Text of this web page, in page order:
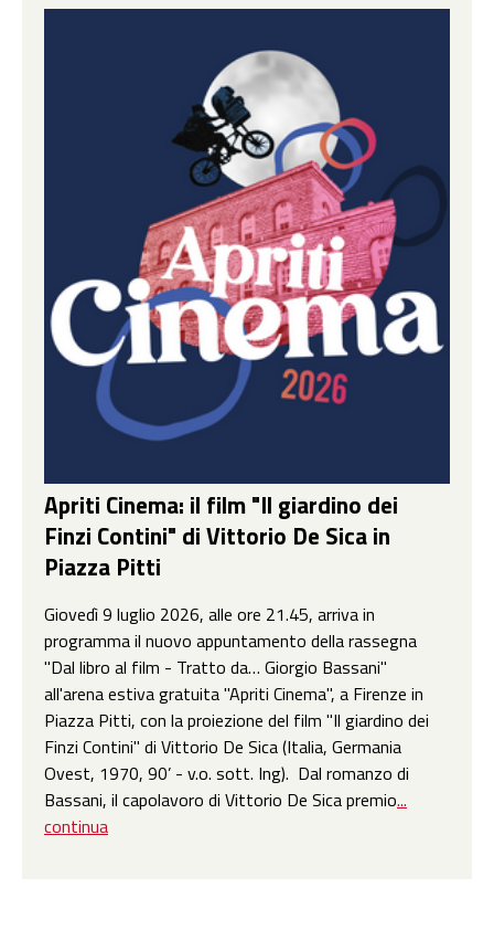
Apriti Cinema: il film "Il giardino dei
Finzi Contini" di Vittorio De Sica in
Piazza Pitti
Giovedì 9 luglio 2026, alle ore 21.45, arriva in
programma il nuovo appuntamento della rassegna
"Dal libro al film - Tratto da… Giorgio Bassani"
all'arena estiva gratuita "Apriti Cinema", a Firenze in
Piazza Pitti, con la proiezione del film "Il giardino dei
Finzi Contini" di Vittorio De Sica (Italia, Germania
Ovest, 1970, 90’ - v.o. sott. Ing). Dal romanzo di
Bassani, il capolavoro di Vittorio De Sica premio...
continua